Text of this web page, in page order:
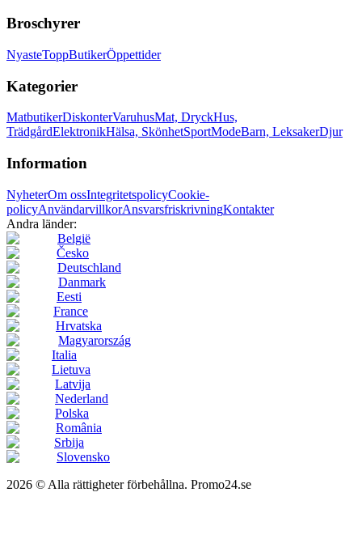
Broschyrer
NyasteToppButikerÖppettider
Kategorier
MatbutikerDiskonterVaruhusMat, DryckHus,
TrädgårdElektronikHälsa, SkönhetSportModeBarn, LeksakerDjur
Information
NyheterOm ossIntegritetspolicyCookie-
policyAnvändarvillkorAnsvarsfriskrivningKontakter
Andra länder:
België
Česko
Deutschland
Danmark
Eesti
France
Hrvatska
Magyarország
Italia
Lietuva
Latvija
Nederland
Polska
România
Srbija
Slovensko
2026 © Alla rättigheter förbehållna. Promo24.se